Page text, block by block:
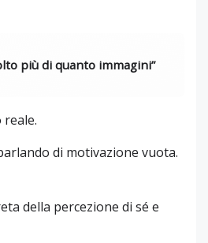
più di quanto immagini”
reale.
di motivazione vuota.
della percezione di sé e